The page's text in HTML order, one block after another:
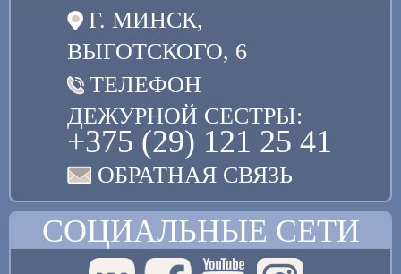
Г. МИНСК,
ВЫГОТСКОГО, 6
ТЕЛЕФОН
ДЕЖУРНОЙ СЕСТРЫ:
+375 (29) 121 25 41
ОБРАТНАЯ СВЯЗЬ
СОЦИАЛЬНЫЕ СЕТИ